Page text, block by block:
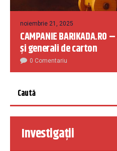
noiembrie 21, 2025
CAMPANIE
și generali de carton
0 Comentariu
Investigații